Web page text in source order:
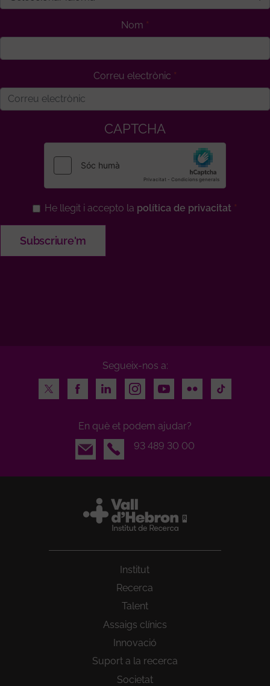
Nom
Correu electrònic
CAPTCHA
He llegit i accepto la política de privacitat
Segueix-nos a:
Twitter
FacebookLinkedInInstagramYoutubeFlickr TikTok
En què et podem ajudar?
Email
93 489 30 00
Institut
Recerca
Talent
Assaigs clínics
Innovació
Suport a la recerca
Societat